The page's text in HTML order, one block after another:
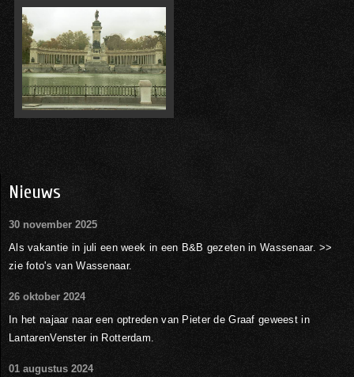
Nieuws
30 november 2025
Als vakantie in juli een week in een B&B gezeten in Wassenaar. >>
zie foto's van Wassenaar.
26 oktober 2024
In het najaar naar een optreden van Pieter de Graaf geweest in
LantarenVenster in Rotterdam.
01 augustus 2024